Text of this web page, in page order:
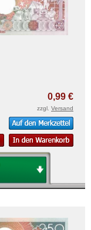
0,99 €
zzgl. Versand